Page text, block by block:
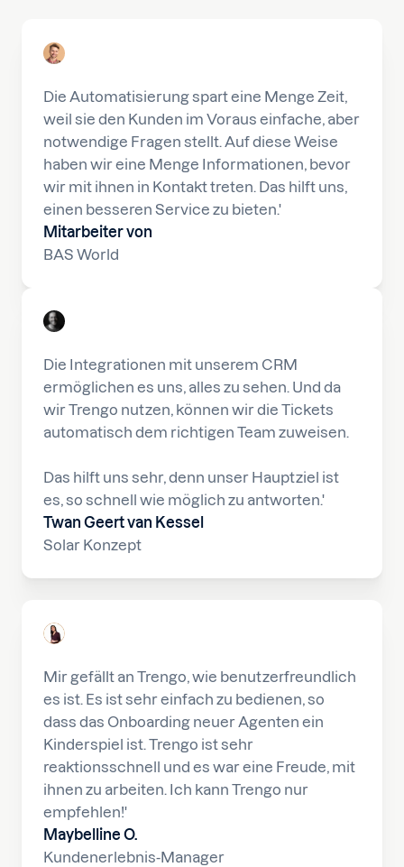
Die Automatisierung spart eine Menge Zeit,
weil sie den Kunden im Voraus einfache, aber
notwendige Fragen stellt. Auf diese Weise
haben wir eine Menge Informationen, bevor
wir mit ihnen in Kontakt treten. Das hilft uns,
einen besseren Service zu bieten.'
Mitarbeiter von
BAS World
Die Integrationen mit unserem CRM
ermöglichen es uns, alles zu sehen. Und da
wir Trengo nutzen, können wir die Tickets
automatisch dem richtigen Team zuweisen.
Das hilft uns sehr, denn unser Hauptziel ist
es, so schnell wie möglich zu antworten.'
Twan Geert van Kessel
Solar Konzept
Mir gefällt an Trengo, wie benutzerfreundlich
es ist. Es ist sehr einfach zu bedienen, so
dass das Onboarding neuer Agenten ein
Kinderspiel ist. Trengo ist sehr
reaktionsschnell und es war eine Freude, mit
ihnen zu arbeiten. Ich kann Trengo nur
empfehlen!'
Maybelline O.
Kundenerlebnis-Manager